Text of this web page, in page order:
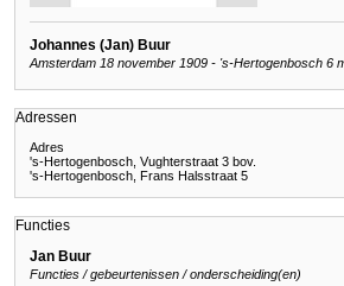
Johannes (Jan) Buur
Amsterdam 18 november 1909 - 's-Hertogenbosch 6
Adressen
Adres
's-Hertogenbosch, Vughterstraat 3 bov.
's-Hertogenbosch, Frans Halsstraat 5
Functies
Jan Buur
Functies / gebeurtenissen / onderscheiding(en)